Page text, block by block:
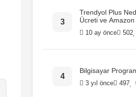
Trendyol Plus
Ücreti ve Amazon
10 ay önce 502
Bilgisayar
3 yıl önce 497